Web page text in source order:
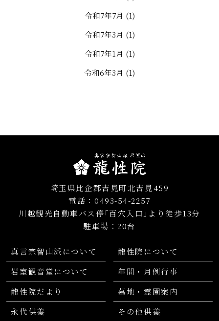
令和7年7月 (1)
令和7年3月 (1)
令和7年1月 (1)
令和6年3月 (1)
令和4年12月 (1)
令和4年3月(1)
令和4年1月(1)
令和3年8月(1)
令和3年1月(1)
令和2年7月(1)
令和2年3月(1)
埼玉県比企郡吉見町北吉見459
電話：0493-54-2257
川越観光自動車バス停｢百穴入口｣より徒歩13分
駐車場：20台
真言宗智山派について
龍性院について
岩室観音堂について
年間・月例行事
龍性院だより
墓地・霊園案内
永代供養
その他供養